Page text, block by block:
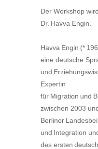
Der Workshop wi
Dr. Havva Engin.
Havva Engin (*
eine deutsche
und
Expertin
für Migration und
zwischen 2003
Berliner
und Integration
des ersten